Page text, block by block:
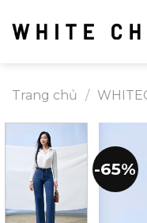
qua
Trang chủ /
-65%